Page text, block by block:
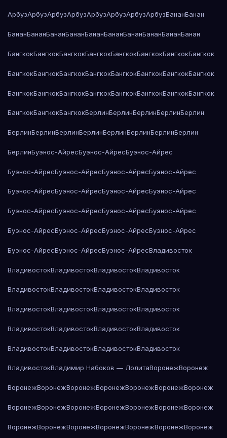
АрбузАрбузАрбузАрбузАрбузАрбузАрбузАрбузБананБанан
БананБананБананБананБананБананБананБананБананБанан
БангкокБангкокБангкокБангкокБангкокБангкокБангкокБангкок
БангкокБангкокБангкокБангкокБангкокБангкокБангкокБангкок
БангкокБангкокБангкокБангкокБангкокБангкокБангкокБангкок
БангкокБангкокБангкокБерлинБерлинБерлинБерлинБерлин
БерлинБерлинБерлинБерлинБерлинБерлинБерлинБерлин
БерлинБуэнос-АйресБуэнос-АйресБуэнос-Айрес
Буэнос-АйресБуэнос-АйресБуэнос-АйресБуэнос-Айрес
Буэнос-АйресБуэнос-АйресБуэнос-АйресБуэнос-Айрес
Буэнос-АйресБуэнос-АйресБуэнос-АйресБуэнос-Айрес
Буэнос-АйресБуэнос-АйресБуэнос-АйресБуэнос-Айрес
Буэнос-АйресБуэнос-АйресБуэнос-АйресВладивосток
ВладивостокВладивостокВладивостокВладивосток
ВладивостокВладивостокВладивостокВладивосток
ВладивостокВладивостокВладивостокВладивосток
ВладивостокВладивостокВладивостокВладивосток
ВладивостокВладивостокВладивостокВладивосток
ВладивостокВладимир Набоков — ЛолитаВоронежВоронеж
ВоронежВоронежВоронежВоронежВоронежВоронежВоронеж
ВоронежВоронежВоронежВоронежВоронежВоронежВоронеж
ВоронежВоронежВоронежВоронежВоронежВоронежВоронеж